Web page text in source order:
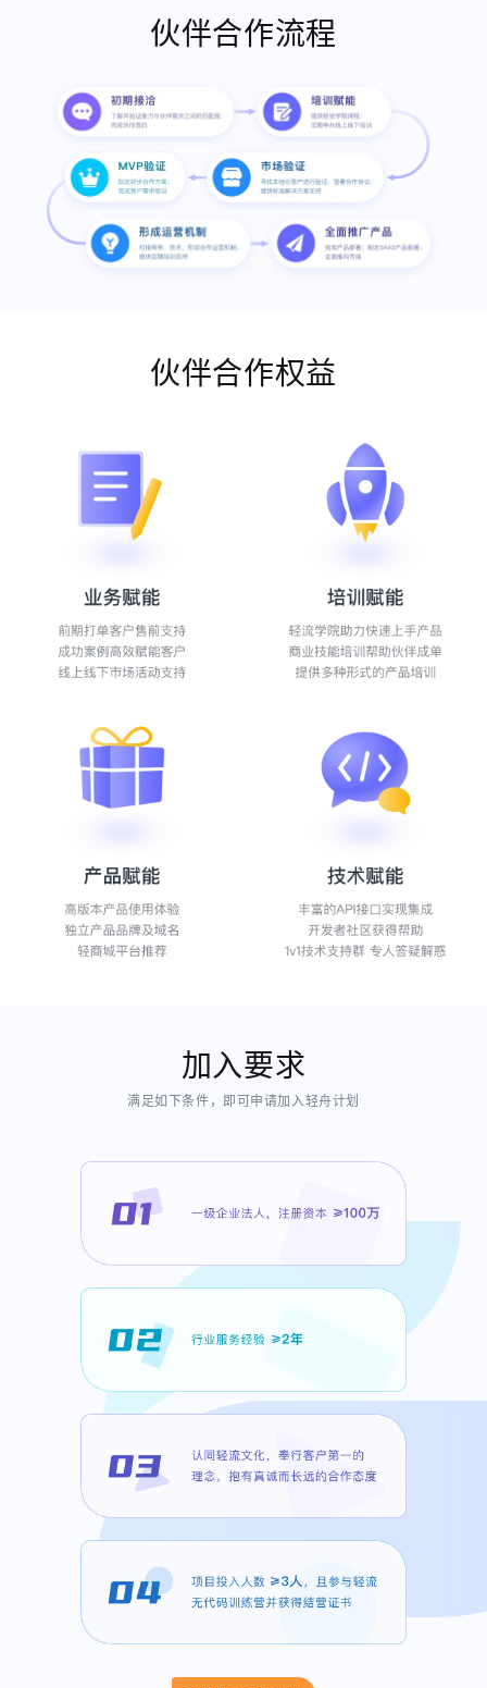
伙伴合作流程
伙伴合作权益
加入要求
满足如下条件，即可申请加入轻舟计划